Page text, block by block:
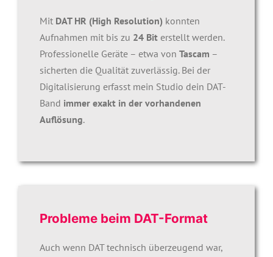
Mit DAT HR (High Resolution)konnten
Aufnahmen mit bis zu 24 Biterstellt werden.
Professionelle Geräte – etwa von Tascam –
sicherten die Qualität zuverlässig. Bei der
Digitalisierung erfasst mein Studio dein DAT-
Band immer exakt in der vorhandenen
Auflösung.
Probleme beim DAT-Format
Auch wenn DAT technisch überzeugend war,